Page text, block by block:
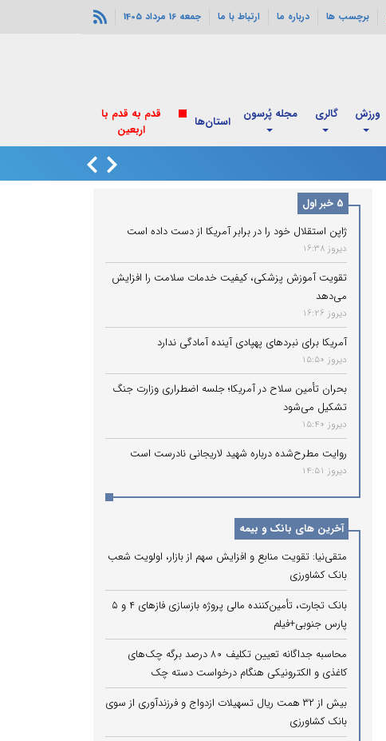
برچسب ها درباره ما ارتباط با ما جمعه 16 مرداد 1405
ورزش گالری مجله پُرسون استان‌ها
قدم به قدم با
اربعین
5 خبر اول
ژاپن استقلال خود را در برابر آمریکا از دست داده است
دیروز 16:38
تقویت آموزش پزشکی، کیفیت خدمات سلامت را افزایش
می‌دهد
دیروز 16:26
آمریکا برای نبردهای پهپادی آینده آمادگی ندارد
دیروز 15:50
بحران تأمین سلاح در آمریکا؛ جلسه اضطراری وزارت جنگ
تشکیل می‌شود
دیروز 15:40
روایت مطرح‌شده درباره شهید لاریجانی نادرست است
دیروز 14:51
آخرین های بانک و بیمه
متقی‌نیا: تقویت منابع و افزایش سهم از بازار، اولویت شعب
بانک کشاورزی
بانک تجارت، تأمین‌کننده مالی پروژه بازسازی فازهای ۴ و ۵
پارس جنوبی+فیلم
محاسبه جداگانه تعیین تکلیف 80 درصد برگه چک‌های
کاغذی و الکترونیکی هنگام درخواست دسته چک
بیش از ۳۲ همت ریال تسهیلات ازدواج و فرزندآوری از سوی
بانک کشاورزی